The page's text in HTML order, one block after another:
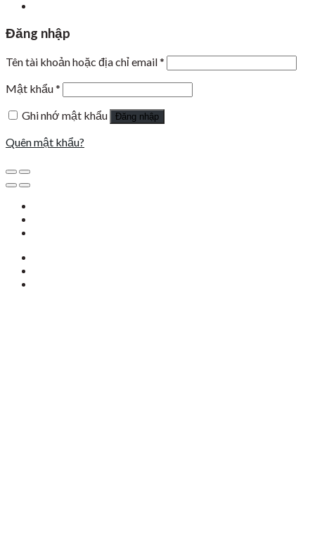
Đăng nhập
Tên tài khoản hoặc địa chỉ email*
Mật khẩu*
Ghi nhớ mật khẩu
Đăng nhập
Quên mật khẩu?